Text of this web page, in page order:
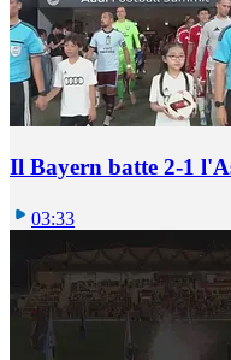
Il Bayern batte 2-1
03:33